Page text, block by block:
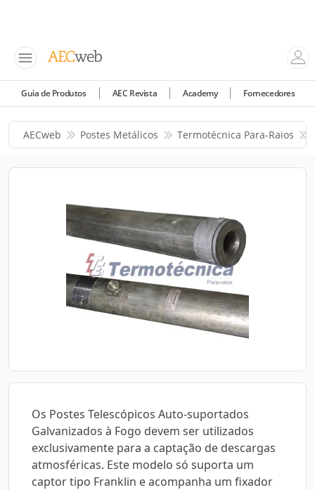
Guia de Produtos AEC Revista Academy Fornecedores
AECweb Postes Metálicos Termotécnica Para-Raios
Os Postes Telescópicos Auto-suportados
Galvanizados à Fogo devem ser utilizados
exclusivamente para a captação de descargas
atmosféricas. Este modelo só suporta um
captor tipo Franklin e acompanha um fixador